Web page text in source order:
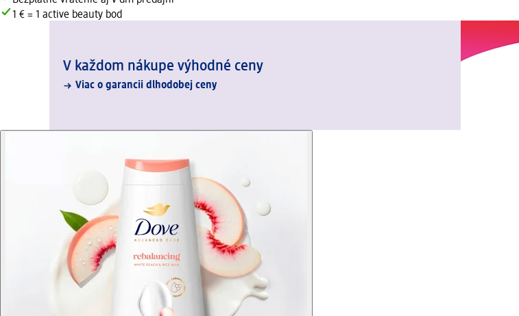
1 € = 1 active beauty bod
V každom nákupe výhodné ceny
Viac o garancii dlhodobej ceny